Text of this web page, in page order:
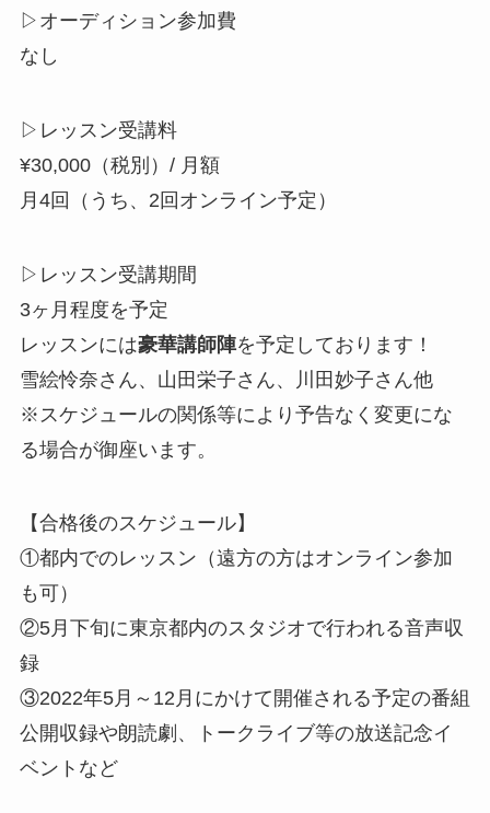
▷オーディション参加費
なし
▷レッスン受講料
¥30,000（税別）/ 月額
月4回（うち、2回オンライン予定）
▷レッスン受講期間
3ヶ月程度を予定
レッスンには豪華講師陣を予定しております！
雪絵怜奈さん、山田栄子さん、川田妙子さん他
※スケジュールの関係等により予告なく変更にな
る場合が御座います。
【合格後のスケジュール】
①都内でのレッスン（遠方の方はオンライン参加
も可）
②5月下旬に東京都内のスタジオで行われる音声収
録
③2022年5月～12月にかけて開催される予定の番組
公開収録や朗読劇、トークライブ等の放送記念イ
ベントなど